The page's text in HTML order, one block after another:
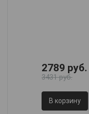
2789 руб.
3431 руб.
В корзину